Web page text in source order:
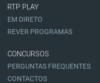
RTP PLAY
EM DIRETO
REVER PROGRAMAS
CONCURSOS
PERGUNTAS FREQUENTES
CONTACTOS